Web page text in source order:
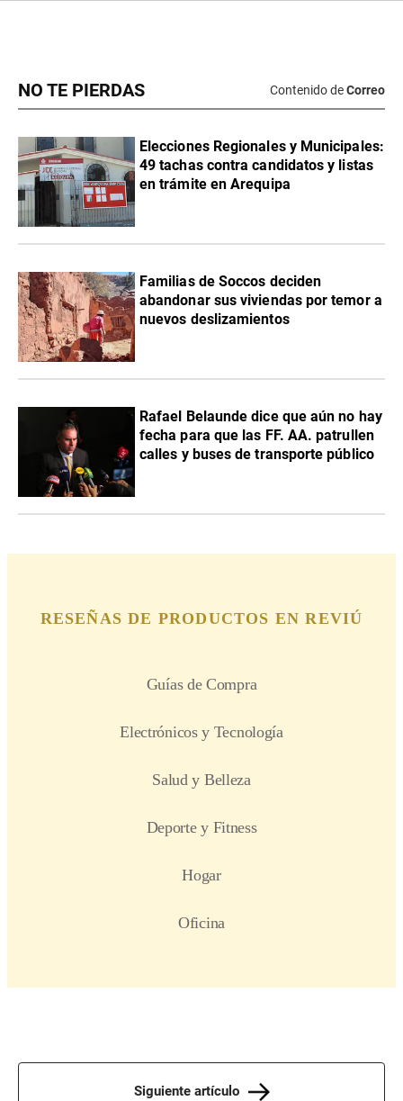
NO TE PIERDAS Contenido deCorreo
Elecciones Regionales y Municipales:
49 tachas contra candidatos y listas
en trámite en Arequipa
Familias de Soccos deciden
abandonar sus viviendas por temor a
nuevos deslizamientos
Rafael Belaunde dice que aún no hay
fecha para que las FF. AA. patrullen
calles y buses de transporte público
Siguiente artículo